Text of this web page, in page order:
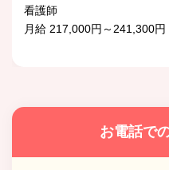
看護師
月給 217,000円～241,300円
お電話で